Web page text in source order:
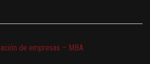
familiares
de empresas – MBA